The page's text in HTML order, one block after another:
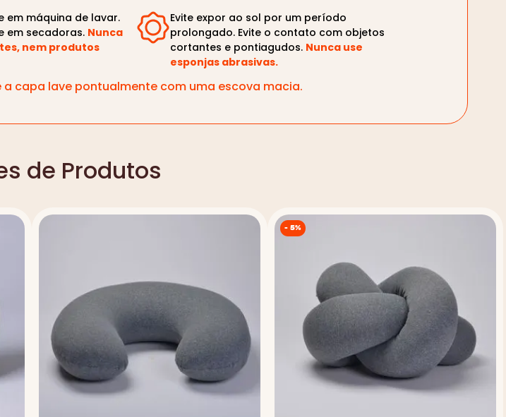
em máquina de lavar.
em secadoras. Nunca
nem produtos
Evite expor ao sol por um período
prolongado. Evite o contato com objetos
cortantes e pontiagudos. Nunca use
esponjas abrasivas.
capa lave pontualmente com uma escova macia.
de Produtos
- 5%